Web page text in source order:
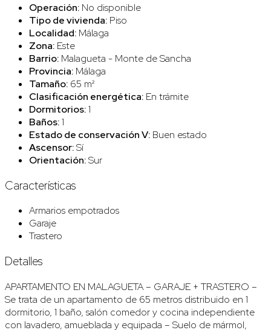
Operación: No disponible
Tipo de vivienda: Piso
Localidad: Málaga
Zona: Este
Barrio: Malagueta - Monte de Sancha
Provincia: Málaga
Tamaño: 65 m²
Clasificación energética: En trámite
Dormitorios:1
Baños:1
Estado de conservación V: Buen estado
Ascensor:Sí
Orientación:Sur
Características
Armarios empotrados
Garaje
Trastero
Detalles
APARTAMENTO EN MALAGUETA – GARAJE + TRASTERO –
Se trata de un apartamento de 65 metros distribuido en 1
dormitorio, 1 baño, salón comedor y cocina independiente
con lavadero, amueblada y equipada – Suelo de mármol,